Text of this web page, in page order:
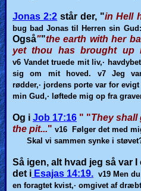
Jonas 2:2 står der, "in Hell
bug bad Jonas til Herren sin Gud:
Også""the earth with her
yet thou has brought up
v6 Vandettruede mit liv,·
sig om mit hoved. v7 Jeg
rødder,· jordens porte var for
min Gud,· løftede mig op fra
Og i Job 17:16 " "They shall
the pit..." v16 Følger det med
Skal vi sammen synke i
Så igen, alt hvad jeg så var I
det i Esajas 14:19. v19 Men
en foragtet kvist,· omgivet af